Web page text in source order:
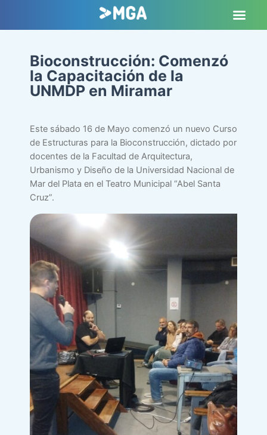
Bioconstrucción: Comenzó
la Capacitación de la
UNMDP en Miramar
Este sábado 16 de Mayo comenzó un nuevo Curso
de Estructuras para la Bioconstrucción, dictado por
docentes de la Facultad de Arquitectura,
Urbanismo y Diseño de la Universidad Nacional de
Mar del Plata en el Teatro Municipal “Abel Santa
Cruz”.